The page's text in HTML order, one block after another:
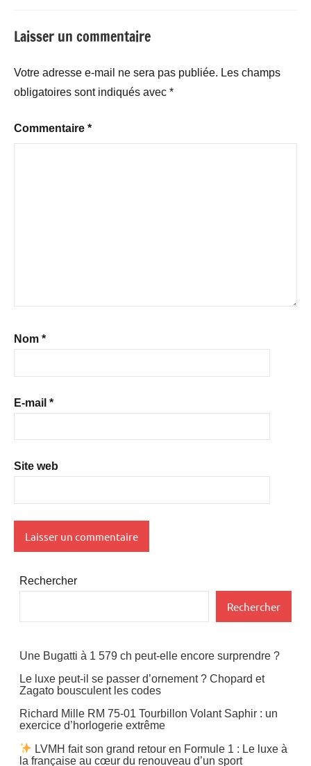
Laisser un commentaire
Votre adresse e-mail ne sera pas publiée. Les champs
obligatoires sont indiqués avec *
Commentaire *
Nom *
E-mail *
Site web
Rechercher
Rechercher
Une Bugatti à 1 579 ch peut-elle encore surprendre ?
Le luxe peut-il se passer d’ornement ? Chopard et
Zagato bousculent les codes
Richard Mille RM 75-01 Tourbillon Volant Saphir : un
exercice d’horlogerie extrême
LVMH fait son grand retour en Formule 1 : Le luxe à
la française au cœur du renouveau d’un sport